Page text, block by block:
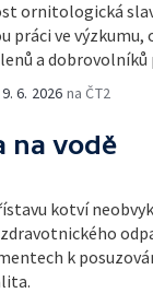
ornitologická
práci ve výzkumu,
a dobrovolníků
9. 6. 2026 na ČT2
na vodě
kotví
k